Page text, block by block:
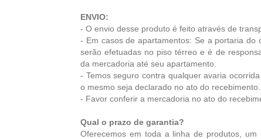
ENVIO:
- O envio desse produto é feito através de
- Em casos de apartamentos: Se a portaria do
serão efetuadas no piso térreo e é de
da mercadoria até seu apartamento.
- Temos seguro contra qualquer avaria
o mesmo seja declarado no ato do recebimento.
- Favor conferir a mercadoria no ato do
Qual o prazo de garantia?
Oferecemos em toda a linha de produtos,